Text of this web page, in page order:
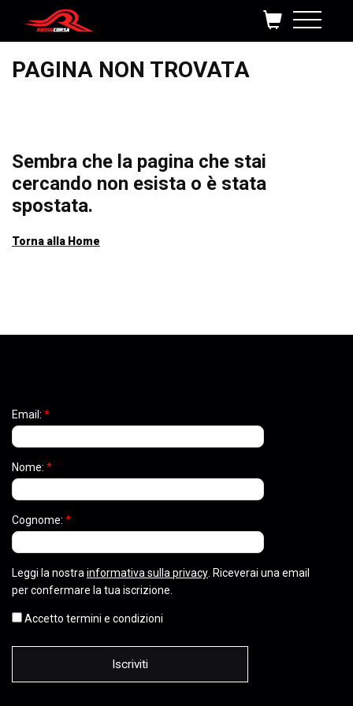
Salta al contenuto
PAGINA NON TROVATA
Sembra che la pagina che stai
cercando non esista o è stata
spostata.
Torna alla Home
Email: *
Nome: *
Cognome: *
Leggi la nostrainformativa sulla privacy. Riceverai una email
per confermare la tua iscrizione.
Accetto termini e condizioni